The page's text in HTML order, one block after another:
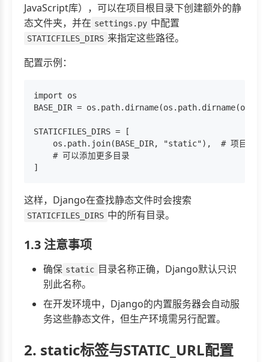
JavaScript库），可以在项目根目录下创建额外的静
态文件夹，并在 settings.py 中配置
STATICFILES_DIRS 来指定这些路径。
配置示例：
import os
BASE_DIR =
STATICFILES_DIRS = [
os.path.join(BASE_DIR, "static"),  # 项目根目
    # 可以添加更多目录
这样，Django在查找静态文件时会搜索
STATICFILES_DIRS 中的所有目录。
1.3 注意事项
确保 static 目录名称正确，Django默认只识
别此名称。
在开发环境中，Django的内置服务器会自动服
务这些静态文件，但生产环境需另行配置。
2. static标签与STATIC_URL配置